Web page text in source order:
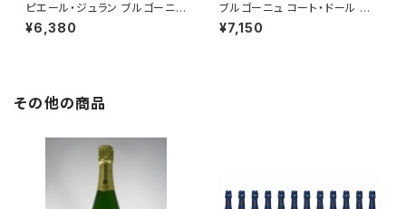
ピエール・ジュラン ブルゴーニュ
コート・ドール ピノ・ノワール 20
22 750ml
¥6,380
ブルゴーニュ コート・ドール ル
ージュ 2022 トロ・ボー 赤ワイ
ン ブルゴーニュ 750ml
¥7,150
その他の商品